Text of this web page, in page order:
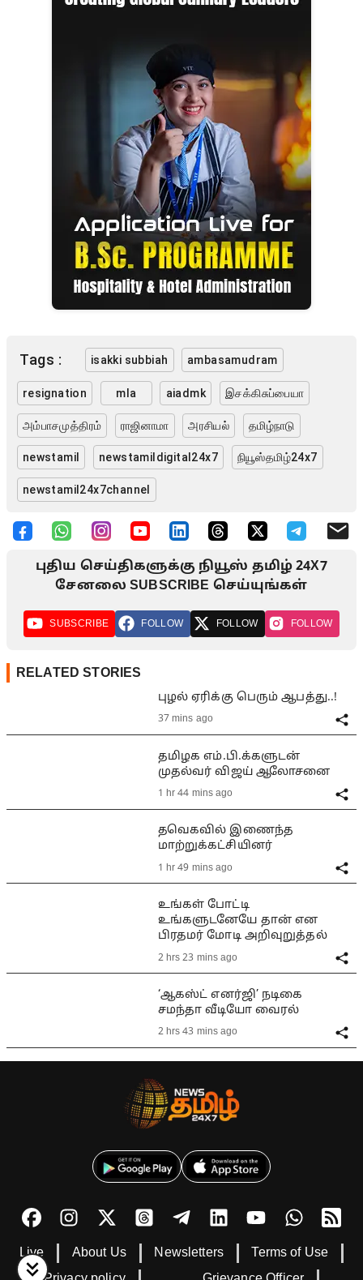
Tags : isakki subbiah ambasamudram
resignation mla aiadmk இசக்கிசுப்பையா
அம்பாசமுத்திரம் ராஜினாமா அரசியல் தமிழ்நாடு
newstamil newstamildigital24x7 நியூஸ்தமிழ்24x7
newstamil24x7channel
புதிய செய்திகளுக்கு நியூஸ் தமிழ் 24X7
சேனலை SUBSCRIBE செய்யுங்கள்
SUBSCRIBE FOLLOW FOLLOW FOLLOW
RELATED STORIES
புழல் ஏரிக்கு பெரும் ஆபத்து..!
37 mins ago
தமிழக எம்.பி.க்களுடன்
முதல்வர் விஜய் ஆலோசனை
1 hr 44 mins ago
தவெகவில் இணைந்த
மாற்றுக்கட்சியினர்
1 hr 49 mins ago
உங்கள் போட்டி
உங்களுடனேயே தான் என
பிரதமர் மோடி அறிவுறுத்தல்
2 hrs 23 mins ago
‘ஆகஸ்ட் எனர்ஜி’ நடிகை
சமந்தா வீடியோ வைரல்
2 hrs 43 mins ago
Live About Us Newsletters
Terms of Use